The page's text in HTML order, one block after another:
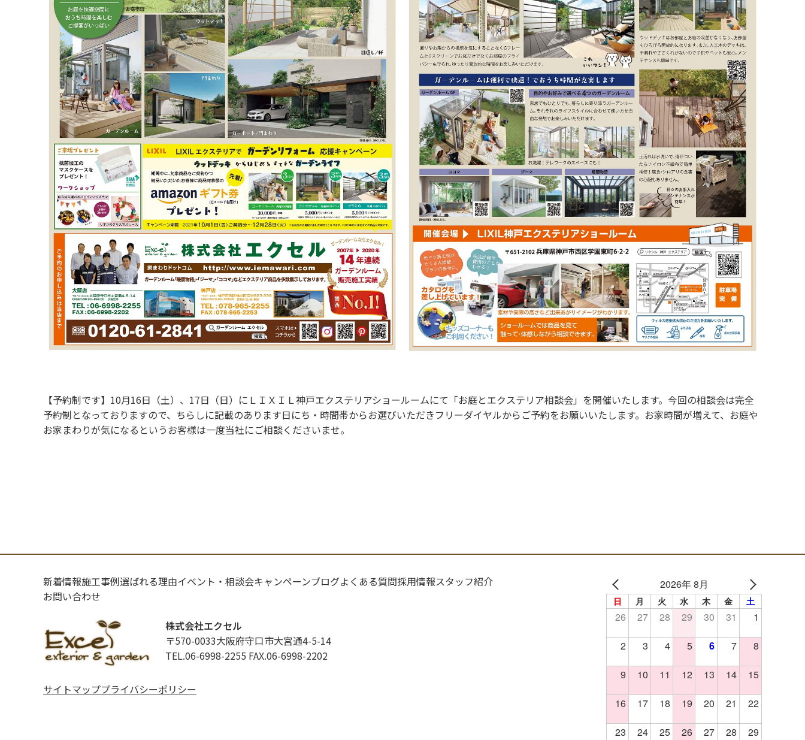
【予約制です】10月16日（土）、17日（日）にＬＩＸＩＬ神戸エクステリアショールームにて「お庭とエクステリア相談会」を開催いたします。今回の相談会は完全
予約制となっておりますので、ちらしに記載のあります日にち・時間帯からお選びいただきフリーダイヤルからご予約をお願いいたします。 お家時間が増えて、お庭や
お家まわりが気になるというお客様は一度当社にご相談くださいませ。
新着情報施工事例選ばれる理由イベント・相談会キャンペーンブログよくある質問採用情報スタッフ紹介
お問い合わせ
2026年 8月
日 月 火 水 木 金 土
26 27 28 29 30 31 1
2 3 4 5 6 7 8
9 10 11 12 13 14 15
16 17 18 19 20 21 22
23 24 25 26 27 28 29
株式会社エクセル
〒570-0033大阪府守口市大宮通4-5-14
TEL.06-6998-2255 FAX.06-6998-2202
サイトマッププライバシーポリシー